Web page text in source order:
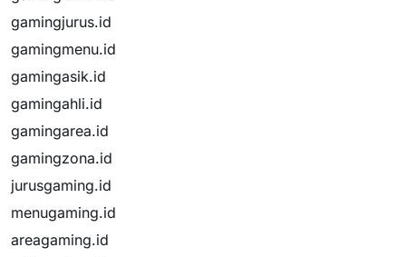
gamingjurus.id
gamingmenu.id
gamingasik.id
gamingahli.id
gamingarea.id
gamingzona.id
jurusgaming.id
menugaming.id
areagaming.id